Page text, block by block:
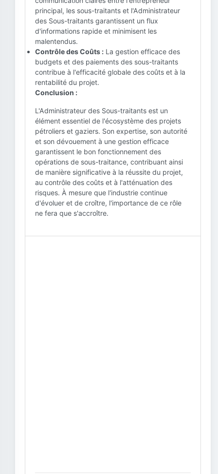
principal, les sous-traitants et l'Administrateur
des Sous-traitants garantissent un flux
d'informations rapide et minimisent les
malentendus.
Contrôle des Coûts : La gestion efficace des
budgets et des paiements des sous-traitants
contribue à l'efficacité globale des coûts et à la
rentabilité du projet.
Conclusion :
L'Administrateur des Sous-traitants est un
élément essentiel de l'écosystème des projets
pétroliers et gaziers. Son expertise, son autorité
et son dévouement à une gestion efficace
garantissent le bon fonctionnement des
opérations de sous-traitance, contribuant ainsi
de manière significative à la réussite du projet,
au contrôle des coûts et à l'atténuation des
risques. À mesure que l'industrie continue
d'évoluer et de croître, l'importance de ce rôle
ne fera que s'accroître.